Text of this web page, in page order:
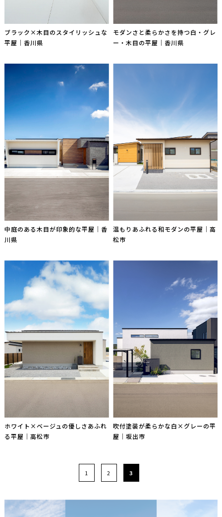
ブラック×木目のスタイリッシュな
平屋｜香川県
モダンさと柔らかさを持つ白・グレ
ー・木目の平屋｜香川県
中庭のある木目が印象的な平屋｜香
川県
温もりあふれる和モダンの平屋｜高
松市
ホワイト×ベージュの優しさあふれ
る平屋｜高松市
吹付塗装が柔らかな白×グレーの平
屋｜坂出市
1 2 3